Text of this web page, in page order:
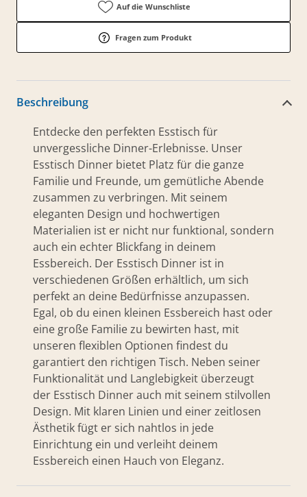
Auf die Wunschliste
Fragen zum Produkt
Beschreibung
Entdecke den perfekten Esstisch für
unvergessliche Dinner-Erlebnisse. Unser
Esstisch Dinner bietet Platz für die ganze
Familie und Freunde, um gemütliche Abende
zusammen zu verbringen. Mit seinem
eleganten Design und hochwertigen
Materialien ist er nicht nur funktional, sondern
auch ein echter Blickfang in deinem
Essbereich. Der Esstisch Dinner ist in
verschiedenen Größen erhältlich, um sich
perfekt an deine Bedürfnisse anzupassen.
Egal, ob du einen kleinen Essbereich hast oder
eine große Familie zu bewirten hast, mit
unseren flexiblen Optionen findest du
garantiert den richtigen Tisch. Neben seiner
Funktionalität und Langlebigkeit überzeugt
der Esstisch Dinner auch mit seinem stilvollen
Design. Mit klaren Linien und einer zeitlosen
Ästhetik fügt er sich nahtlos in jede
Einrichtung ein und verleiht deinem
Essbereich einen Hauch von Eleganz.